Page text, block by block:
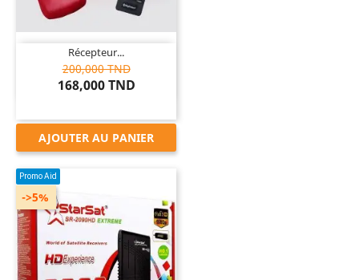
Récepteur...
200,000 TND
168,000 TND
AJOUTER AU PANIER
Promo Aid
->5%